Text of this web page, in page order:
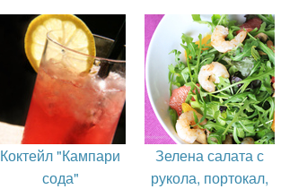
Коктейл "Кампари
сода"
Зелена салата с
рукола, портокал,